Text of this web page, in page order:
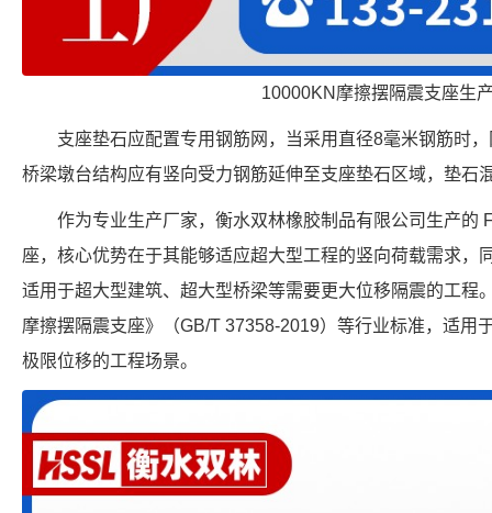
10000KN摩擦摆隔震支座生
支座垫石应配置专用钢筋网，当采用直径8毫米钢筋时
桥梁墩台结构应有竖向受力钢筋延伸至支座垫石区域，垫石
作为专业生产厂家，衡水双林橡胶制品有限公司生产的
座，核心优势在于其能够适应超大型工程的竖向荷载需求，
适用于超大型建筑、超大型桥梁等需要更大位移隔震的工程
摩擦摆隔震支座》（GB/T 37358-2019）等行业标准，适用
极限位移的工程场景。